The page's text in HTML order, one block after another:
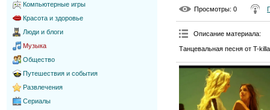
Компьютерные игры
Красота и здоровье
Люди и блоги
Музыка
Общество
Путешествия и события
Развлечения
Сериалы
Просмотры: 0
Описание материала:
Танцевальная песня от T-